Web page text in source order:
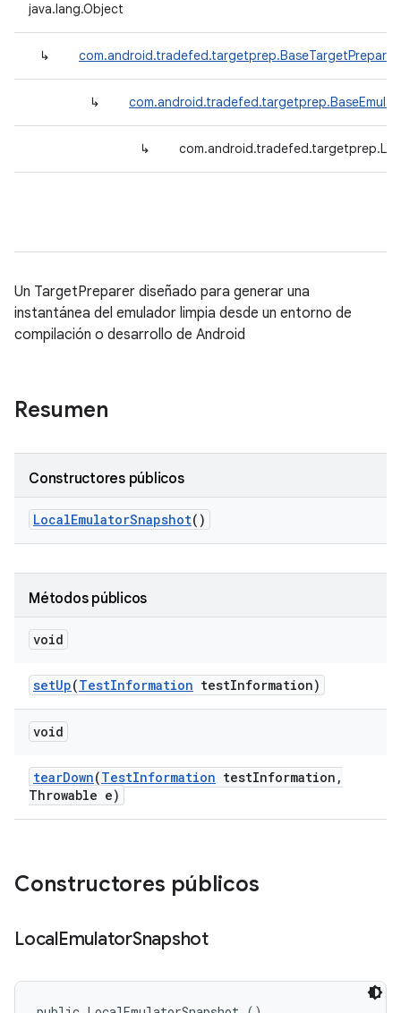
java.lang.Object
↳ com.android.tradefed.targetprep.BaseTargetPreparer
↳
↳
Un TargetPreparer diseñado para generar una
instantánea del emulador limpia desde un entorno de
compilación o desarrollo de Android
Resumen
Constructores públicos
LocalEmulatorSnapshot()
Métodos públicos
void
setUp(TestInformation testInformation)
void
tearDown(TestInformation testInformation ,
Throwable e)
Constructores públicos
LocalEmulatorSnapshot